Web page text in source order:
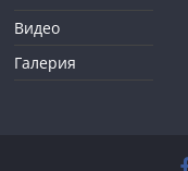
Видео
Галерия